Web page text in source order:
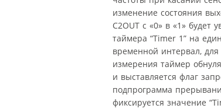
изменение состояния
C2OUT с «0» в «1» будет
таймера “Timer 1” на
временной интервал,
измерения таймер
и выставляется флаг
подпрограмма
фиксируется значение